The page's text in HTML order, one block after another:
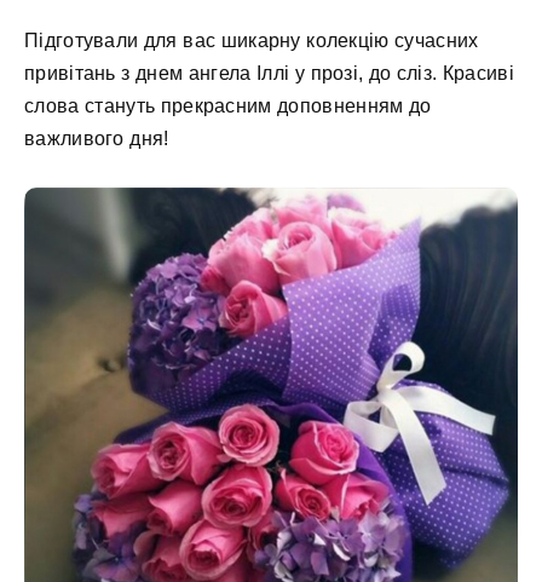
Підготували для вас шикарну колекцію сучасних
привітань з днем ангела Іллі у прозі, до сліз. Красиві
слова стануть прекрасним доповненням до
важливого дня!